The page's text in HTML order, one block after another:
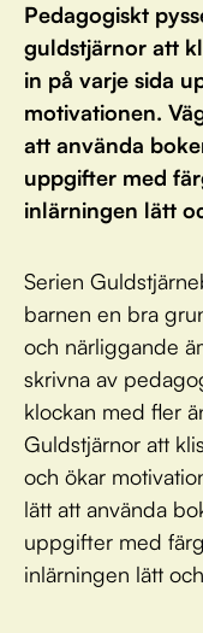
Pedagogiskt
guldstjärnor att
in på varje sida
motivationen.
att använda
uppgifter med
inlärningen lätt
Serien
barnen en bra
och närliggande
skrivna av
klockan med fler
Guldstjärnor att
och ökar
lätt att använda
uppgifter med
inlärningen lätt